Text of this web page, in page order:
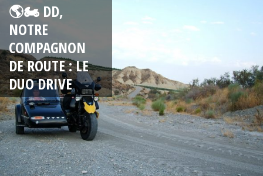
🌎🏍 DD,
NOTRE
COMPAGNON
DE ROUTE : LE
DUO DRIVE